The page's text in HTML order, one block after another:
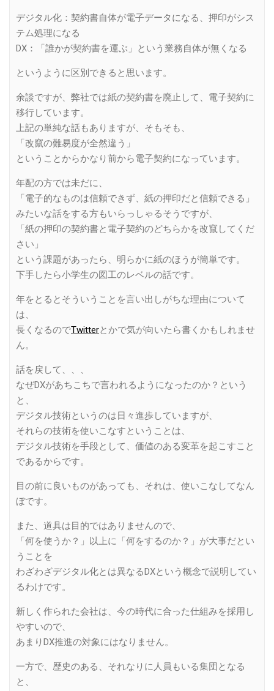
デジタル化：契約書自体が電子データになる、押印がシス
テム処理になる
DX：「誰かが契約書を運ぶ」という業務自体が無くなる
というように区別できると思います。
余談ですが、弊社では紙の契約書を廃止して、電子契約に
移行しています。
上記の単純な話もありますが、そもそも、
「改竄の難易度が全然違う」
ということからかなり前から電子契約になっています。
年配の方では未だに、
「電子的なものは信頼できず、紙の押印だと信頼できる」
みたいな話をする方もいらっしゃるそうですが、
「紙の押印の契約書と電子契約のどちらかを改竄してくだ
さい」
という課題があったら、明らかに紙のほうが簡単です。
下手したら小学生の図工のレベルの話です。
年をとるとそういうことを言い出しがちな理由について
は、
長くなるのでTwitterとかで気が向いたら書くかもしれませ
ん。
話を戻して、、、
なぜDXがあちこちで言われるようになったのか？という
と、
デジタル技術というのは日々進歩していますが、
それらの技術を使いこなすということは、
デジタル技術を手段として、価値のある変革を起こすこと
であるからです。
目の前に良いものがあっても、それは、使いこなしてなん
ぼです。
また、道具は目的ではありませんので、
「何を使うか？」以上に「何をするのか？」が大事だとい
うことを
わざわざデジタル化とは異なるDXという概念で説明してい
るわけです。
新しく作られた会社は、今の時代に合った仕組みを採用し
やすいので、
あまりDX推進の対象にはなりません。
一方で、歴史のある、それなりに人員もいる集団となる
と、